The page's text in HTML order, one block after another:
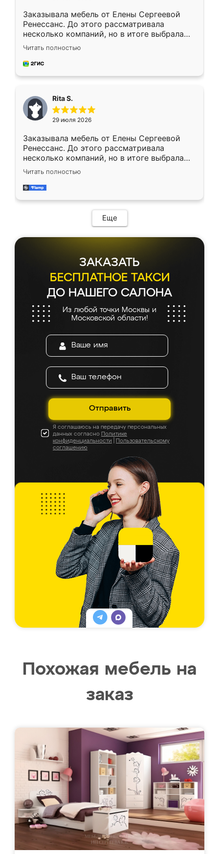
Заказывала мебель от Елены Сергеевой
Ренессанс. До этого рассматривала
несколько компаний, но в итоге выбрала
эту. Сначала обговорили условия, потом
приехал замерщик, всё спокойно объяснил
и снял размеры. Изготовили в срок, с
каких-либо доработок. Качеством осталась
довольна, все выглядит так, как и ожидала.
Читать полностью
Rita S.
29 июля 2026
Заказывала мебель от Елены Сергеевой
Ренессанс. До этого рассматривала
несколько компаний, но в итоге выбрала
эту. Сначала обговорили условия, потом
приехал замерщик, всё спокойно объяснил
и снял размеры. Изготовили в срок, с
мебель сразу встала на свое место без
каких-либо доработок. Качеством осталась
довольна, все выглядит так, как и ожидала.
Читать полностью
Еще
ЗАКАЗАТЬ
БЕСПЛАТНОЕ ТАКСИ
ДО НАШЕГО САЛОНА
Из любой точки Москвы и
Московской области!
Отправить
Я соглашаюсь на передачу персональных
данных согласно Политике
конфиденциальности
Пользовательскому
соглашению
Похожая мебель на
заказ